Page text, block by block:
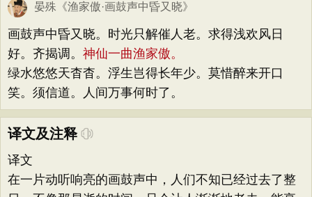
晏殊 《渔家傲·画鼓声中昏又晓》
画鼓声中昏又晓。时光只解催人老。求得浅欢风日
好。齐揭调。 神仙一曲渔家傲。
绿水悠悠天杳杳。浮生岂得长年少。莫惜醉来开口
笑。须信道。人间万事何时了。
译文及注释
译文
在一片动听响亮的画鼓声中，人们不知已经过去了整